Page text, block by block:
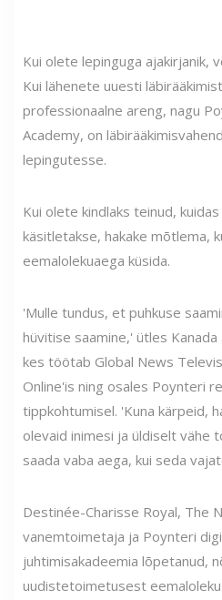
Kui olete lepinguga ajakirjanik,
Kui lähenete uuesti
professionaalne areng, nagu
Academy, on
lepingutesse.
Kui olete kindlaks teinud,
käsitletakse, hakake mõtlema,
eemalolekuaega küsida.
'Mulle tundus, et puhkuse
hüvitise saamine,' ütles
kes töötab Global News
Online'is ning osales Poynteri
tippkohtumisel. 'Kuna kärpeid,
olevaid inimesi ja üldiselt vähe
saada vaba aega, kui seda
Destinée-Charisse Royal, The
vanemtoimetaja ja Poynteri
juhtimisakadeemia lõpetanud,
uudistetoimetusest